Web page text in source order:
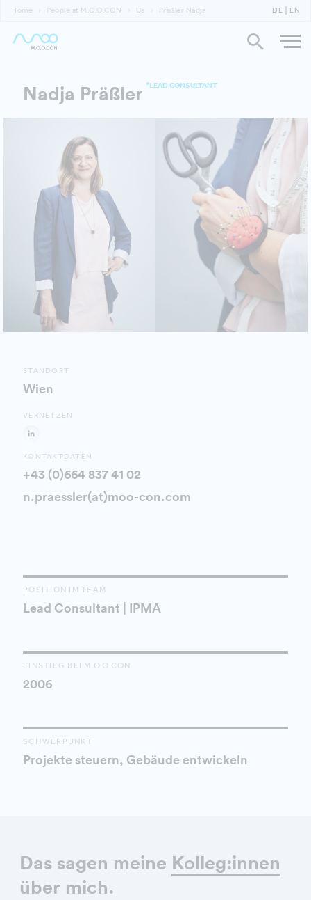
Home People at M.O.O.CON Us Präßler Nadja DE EN
Nadja Präßler *LEAD CONSULTANT
STANDORT
Wien
VERNETZEN
KONTAKTDATEN
+43 (0)664 837 41 02
n.praessler(at)moo-con.com
POSITION IM TEAM
Lead Consultant | IPMA
EINSTIEG BEI M.O.O.CON
2006
SCHWERPUNKT
Projekte steuern, Gebäude entwickeln
Das sagen meine Kolleg:innen
über mich.